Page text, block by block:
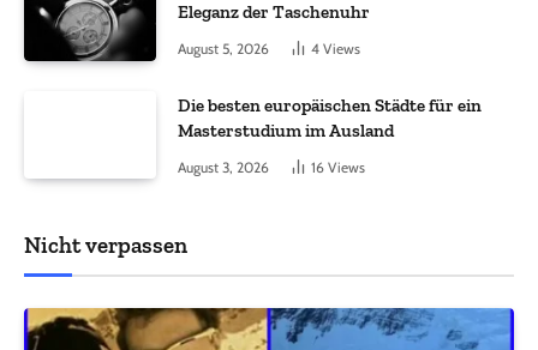
Eleganz der Taschenuhr
August 5, 2026 4 Views
Die besten europäischen Städte für ein
Masterstudium im Ausland
August 3, 2026 16 Views
Nicht verpassen